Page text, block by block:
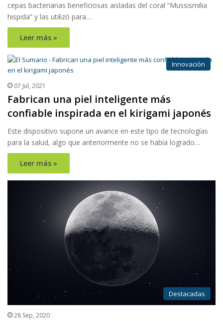
cepas bacterianas beneficiosas aisladas del coral “Mussismilia
hispida” y las utilizó para…
Leer más »
Innovación
07 Jul, 2021
Fabrican una piel inteligente más
confiable inspirada en el kirigami japonés
Este dispositivo supone un avance en este tipo de tecnologías
para la salud, algo que anteriormente no se había logrado…
Leer más »
Destacadas
28 Sep, 2020